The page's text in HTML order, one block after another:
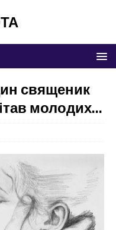
священик
молодих…